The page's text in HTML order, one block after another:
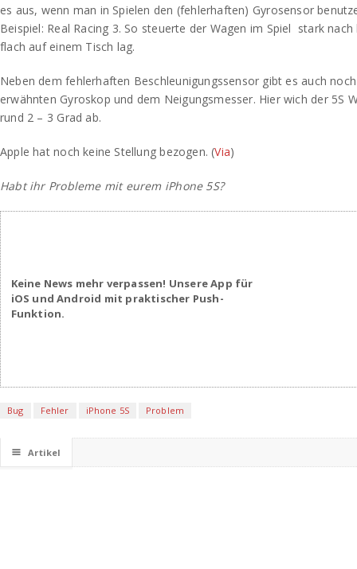
es aus, wenn man in Spielen den (fehlerhaften) Gyrosensor
Beispiel: Real Racing 3. So steuerte der Wagen im Spiel stark
flach auf einem Tisch lag.
Neben dem fehlerhaften Beschleunigungssensor gibt es auch
erwähnten Gyroskop und dem Neigungsmesser. Hier wich der 5S
rund 2 – 3 Grad ab.
Apple hat noch keine Stellung bezogen. (Via)
Habt ihr Probleme mit eurem iPhone 5S?
Keine News mehr verpassen! Unsere App für
iOS und Android mit praktischer Push-
Funktion.
Bug Fehler iPhone 5S Problem
☰ Artikel